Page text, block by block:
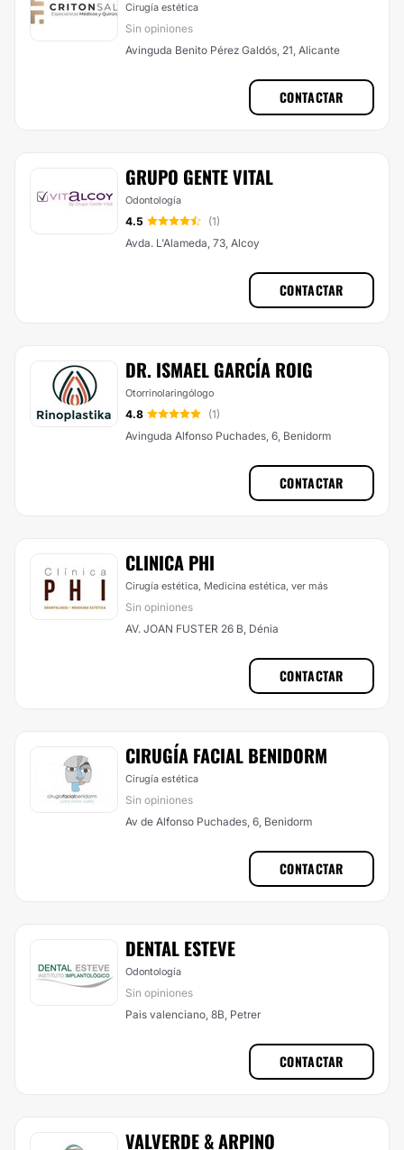
Cirugía estética
Sin opiniones
Avinguda Benito Pérez Galdós, 21, Alicante
CONTACTAR
GRUPO GENTE VITAL
Odontología
4.5
(1)
Avda. L'Alameda, 73, Alcoy
CONTACTAR
DR. ISMAEL GARCÍA ROIG
Otorrinolaringólogo
4.8
(1)
Avinguda Alfonso Puchades, 6, Benidorm
CONTACTAR
CLINICA PHI
Cirugía estética, Medicina estética, ver más
Sin opiniones
AV. JOAN FUSTER 26 B, Dénia
CONTACTAR
CIRUGÍA FACIAL BENIDORM
Cirugía estética
Sin opiniones
Av de Alfonso Puchades, 6, Benidorm
CONTACTAR
DENTAL ESTEVE
Odontología
Sin opiniones
Pais valenciano, 8B, Petrer
CONTACTAR
VALVERDE & ARPINO